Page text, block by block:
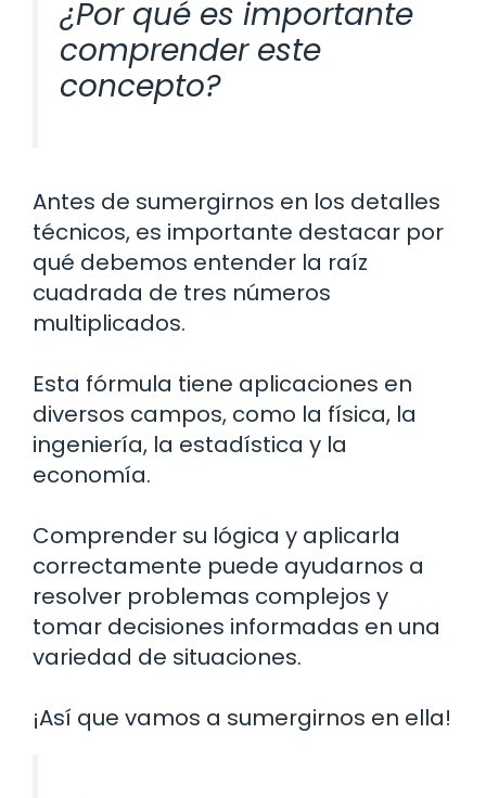
¿Por qué es importante
comprender este
concepto?
Antes de sumergirnos en los detalles
técnicos, es importante destacar por
qué debemos entender la raíz
cuadrada de tres números
multiplicados.
Esta fórmula tiene aplicaciones en
diversos campos, como la física, la
ingeniería, la estadística y la
economía.
Comprender su lógica y aplicarla
correctamente puede ayudarnos a
resolver problemas complejos y
tomar decisiones informadas en una
variedad de situaciones.
¡Así que vamos a sumergirnos en ella!